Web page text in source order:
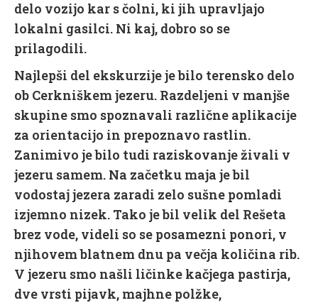
delo vozijo kar s čolni, ki jih upravljajo
lokalni gasilci. Ni kaj, dobro so se
prilagodili.
Najlepši del ekskurzije je bilo terensko delo
ob Cerkniškem jezeru. Razdeljeni v manjše
skupine smo spoznavali različne aplikacije
za orientacijo in prepoznavo rastlin.
Zanimivo je bilo tudi raziskovanje živali v
jezeru samem. Na začetku maja je bil
vodostaj jezera zaradi zelo sušne pomladi
izjemno nizek. Tako je bil velik del Rešeta
brez vode, videli so se posamezni ponori, v
njihovem blatnem dnu pa večja količina rib.
V jezeru smo našli ličinke kačjega pastirja,
dve vrsti pijavk, majhne polžke,